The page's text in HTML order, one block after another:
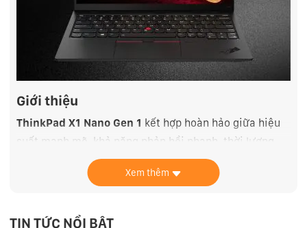
Giới thiệu
ThinkPad X1 Nano Gen 1 kết hợp hoàn hảo giữa hiệu
suất mạnh mẽ, khả năng phản hồi nhanh, thời lượng
pin ấn tượng và chất lượng hình ảnh tuyệt vời. Được
trang bị chip xử lý Intel thế hệ 11 mới nhất,
tính cá nhân vượt trội.
Xem thêm
TIN TỨC NỔI BẬT